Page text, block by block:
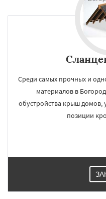
Среди самых прочных и
материалов в
обустройства крыш
позиции